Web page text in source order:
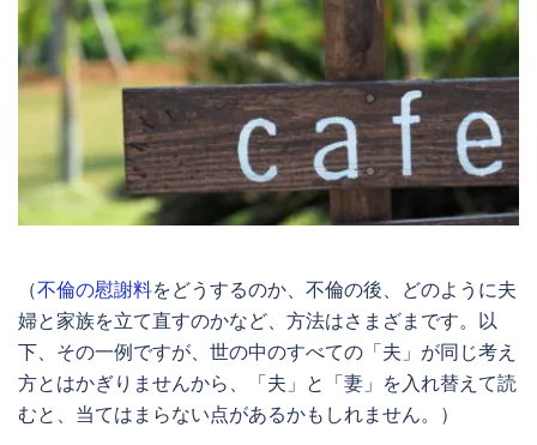
（不倫の慰謝料をどうするのか、不倫の後、どのように夫
婦と家族を立て直すのかなど、方法はさまざまです。以
下、その一例ですが、世の中のすべての「夫」が同じ考え
方とはかぎりませんから、「夫」と「妻」を入れ替えて読
むと、当てはまらない点があるかもしれません。）